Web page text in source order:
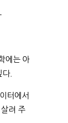
에는 아
.
터에서
려 주